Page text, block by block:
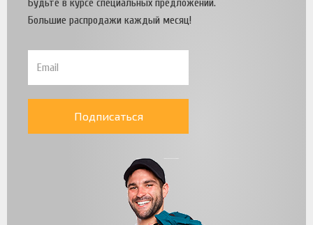
Будьте в курсе специальных предложений.
Большие распродажи каждый месяц!
Подписаться